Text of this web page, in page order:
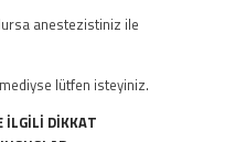
anestezistiniz ile
lütfen isteyiniz.
İLGİLİ DİKKAT